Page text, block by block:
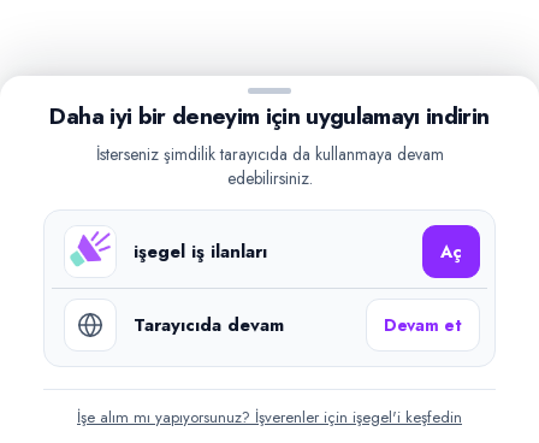
Daha iyi bir deneyim için uygulamayı indirin
İsterseniz şimdilik tarayıcıda da kullanmaya devam
edebilirsiniz.
işegel iş ilanları Aç
Tarayıcıda devam Devam et
İşe alım mı yapıyorsunuz? İşverenler için işegel'i keşfedin